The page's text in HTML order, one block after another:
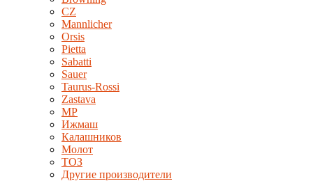
CZ
Mannlicher
Orsis
Pietta
Sabatti
Sauer
Taurus-Rossi
Zastava
MP
Ижмаш
Калашников
Молот
ТОЗ
Другие производители